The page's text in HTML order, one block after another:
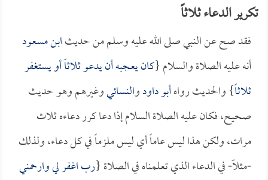
تكرير الدعاء ثلاثاً
فقد صح عن النبي صلى الله عليه وسلم من حديثابن مسعود
أنه عليه الصلاة والسلام {كان يعجبه أن يدعو ثلاثاً أو يستغفر
ثلاثاً} والحديث رواهأبو داودوالنسائيوغيرهم وهو حديث
صحيح، فكان عليه الصلاة السلام إذا دعا كرر دعاءه ثلاث
مرات، ولكن هذا ليس عاماً أي ليس ملزماً في كل دعاء، ولذلك
-مثلاً- في الدعاء الذي تعلمناه في الصلاة {رب اغفر لي وارحمني